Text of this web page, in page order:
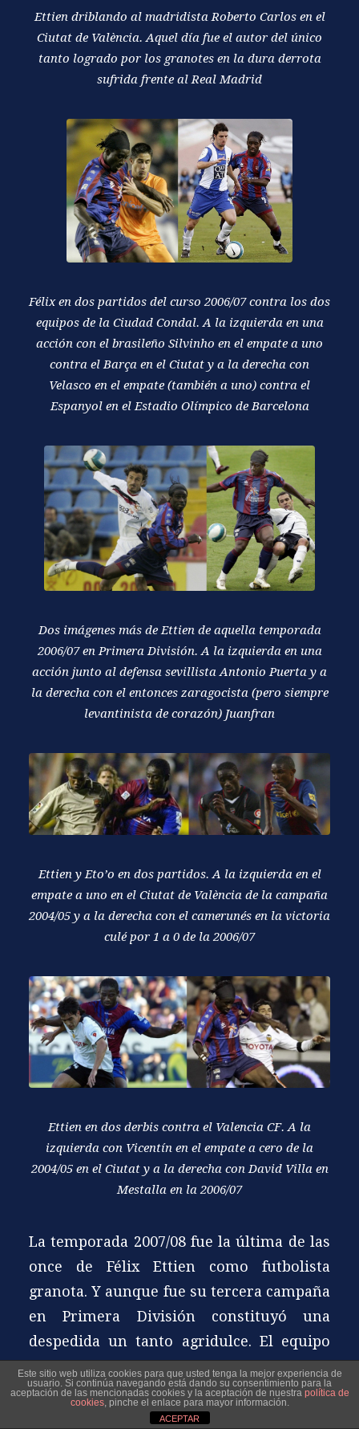
Ettien driblando al madridista Roberto Carlos en el
Ciutat de València. Aquel día fue el autor del único
tanto logrado por los granotes en la dura derrota
sufrida frente al Real Madrid
Félix en dos partidos del curso 2006/07 contra los dos
equipos de la Ciudad Condal. A la izquierda en una
acción con el brasileño Silvinho en el empate a uno
contra el Barça en el Ciutat y a la derecha con
Velasco en el empate (también a uno) contra el
Espanyol en el Estadio Olímpico de Barcelona
Dos imágenes más de Ettien de aquella temporada
2006/07 en Primera División. A la izquierda en una
acción junto al defensa sevillista Antonio Puerta y a
la derecha con el entonces zaragocista (pero siempre
levantinista de corazón) Juanfran
Ettien y Eto’o en dos partidos. A la izquierda en el
empate a uno en el Ciutat de València de la campaña
2004/05 y a la derecha con el camerunés en la victoria
culé por 1 a 0 de la 2006/07
Ettien en dos derbis contra el Valencia CF. A la
izquierda con Vicentín en el empate a cero de la
2004/05 en el Ciutat y a la derecha con David Villa en
Mestalla en la 2006/07
La temporada 2007/08 fue la última de las
once de Félix Ettien como futbolista
granota. Y aunque fue su tercera campaña
en Primera División constituyó una
despedida un tanto agridulce. El equipo
terminó colista y descendió de nuevo a la
categoría de plata. Y él no contó con la
confianza que siempre tuvo de sus
Este sitio web utiliza cookies para que usted tenga la mejor experiencia de
usuario. Si continúa navegando está dando su consentimiento para la
aceptación de las mencionadas cookies y la aceptación de nuestra política de
cookies, pinche el enlace para mayor información.
ACEPTAR